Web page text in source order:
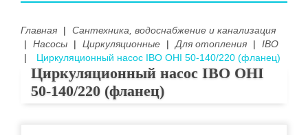
Главная |
Сантехника, водоснабжение и канализация
|
Насосы | Циркуляционные | Для отопления |
IBO
|
Циркуляционный насос IBO OHI 50-140/220 (фланец)
Циркуляционный насос IBO OHI
50-140/220 (фланец)